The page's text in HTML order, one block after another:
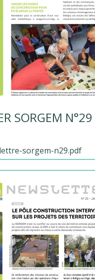
SORGEM
lettre-sorgem-n29.pdf